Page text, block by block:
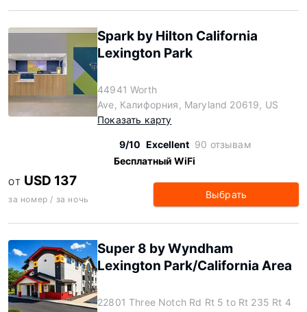
Spark by Hilton California
Lexington Park
44941 Worth
Ave, Калифорния, Maryland 20619, US
Показать карту
9/10 Excellent 90 отзывам
Бесплатный WiFi
ОТ USD 137
за номер / за ночь Выбрать
Super 8 by Wyndham
Lexington Park/California Area
22801 Three Notch Rd Rt 5 to Rt 235 Rt 4